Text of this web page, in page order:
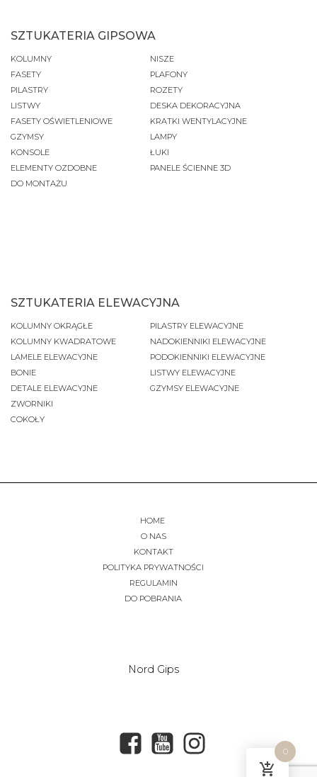
SZTUKATERIA GIPSOWA
KOLUMNY
FASETY
PILASTRY
LISTWY
FASETY OŚWIETLENIOWE
GZYMSY
KONSOLE
ELEMENTY OZDOBNE
DO MONTAŻU
NISZE
PLAFONY
ROZETY
DESKA DEKORACYJNA
KRATKI WENTYLACYJNE
LAMPY
ŁUKI
PANELE ŚCIENNE 3D
SZTUKATERIA ELEWACYJNA
KOLUMNY OKRĄGŁE
KOLUMNY KWADRATOWE
LAMELE ELEWACYJNE
BONIE
DETALE ELEWACYJNE
ZWORNIKI
COKOŁY
PILASTRY ELEWACYJNE
NADOKIENNIKI ELEWACYJNE
PODOKIENNIKI ELEWACYJNE
LISTWY ELEWACYJNE
GZYMSY ELEWACYJNE
HOME
O NAS
KONTAKT
POLITYKA PRYWATNOŚCI
REGULAMIN
DO POBRANIA
Nord Gips
0